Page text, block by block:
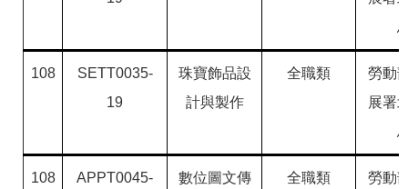
108
SETT0035-
19
珠寶飾品設
計與製作
全職類
勞動
展署
108
APPT0045-
數位圖文傳
全職類
勞動